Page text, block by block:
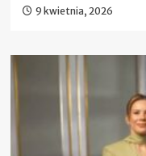
9 kwietnia, 2026